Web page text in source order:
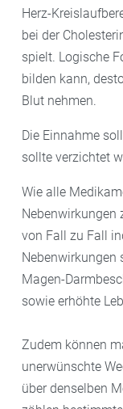
Herz-
bei der
spielt. Logische
bilden kann,
Blut nehmen.
Die Einnahme
sollte verzichtet
Wie alle
Nebenwirkungen
von Fall zu Fall
Nebenwirkungen
Magen-
sowie erhöhte
Zudem können
unerwünschte
über denselben